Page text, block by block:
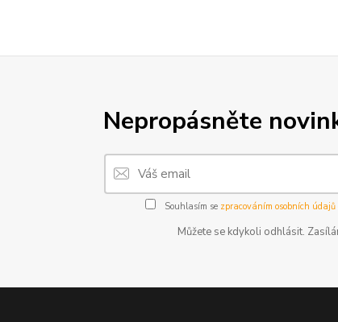
Nepropásněte
Souhlasím se zpracováním osobních údajů
Můžete se kdykoli odhlásit.